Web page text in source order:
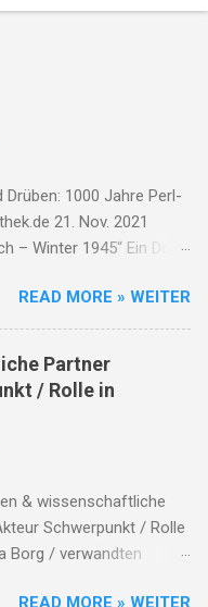
Drüben: 1000 Jahre Perl-
21. Nov. 2021
– Winter 1945“ Ein Dorf,
fließt, doch trägt nun
und Einsamkeit. Im
Macht, hat Krieg
Oberleuken, einst so
erfüllt vom Will'. Die
leer, der Himmel weint,
Bach, er fließt durch
zogen fort, zurück blieb
Zeuge dieser
und Bitterkeit. Doch
READ MORE » WEITER
Partner
/ Rolle in
& wissenschaftliche
Schwerpunkt / Rolle
Borg / verwandten
READ MORE » WEITER